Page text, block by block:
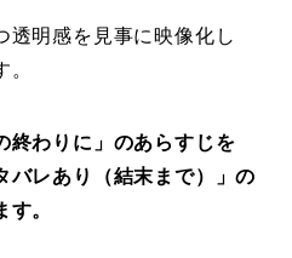
透明感を見事に映像化し
終わりに」のあらすじを
バレあり（結末まで）」の
。